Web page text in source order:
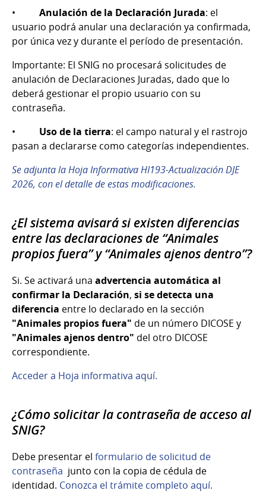
• Anulación de la Declaración Jurada: el
usuario podrá anular una declaración ya confirmada,
por única vez y durante el período de presentación.
Importante: El SNIG no procesará solicitudes de
anulación de Declaraciones Juradas, dado que lo
deberá gestionar el propio usuario con su
contraseña.
• Uso de la tierra: el campo natural y el rastrojo
pasan a declararse como categorías independientes.
Se adjunta la Hoja Informativa HI193-Actualización DJE
2026, con el detalle de estas modificaciones.
¿El sistema avisará si existen diferencias
entre las declaraciones de “Animales
propios fuera” y “Animales ajenos dentro”?
Si. Se activará una advertencia automática al
confirmar la Declaración, si sedetecta una
diferencia entre lo declarado en la sección
"Animales propios fuera" de un número DICOSE y
"Animales ajenos dentro" del otro DICOSE
correspondiente.
Acceder a Hoja informativa aquí.
¿Cómo solicitar la contraseña de acceso al
SNIG?
Debe presentar el formulario de solicitud de
contraseña junto con la copia de cédula de
identidad. Conozca el trámite completo aquí.